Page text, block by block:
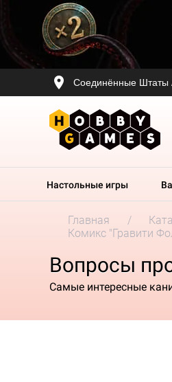
Соединённые Штаты
Настольные игры
Главная
Комикс "Гравити
Вопросы
Самые интересные